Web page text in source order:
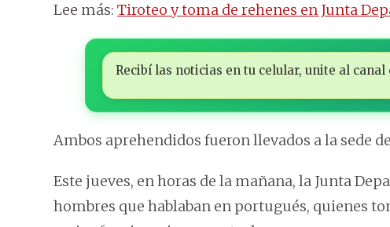
Lee más: Tiroteo y toma de rehenes en Junta
Recibí las noticias en tu celular, unite al canal
Ambos aprehendidos fueron llevados a la sede
Este jueves, en horas de la mañana, la Junta
hombres que hablaban en portugués, quienes